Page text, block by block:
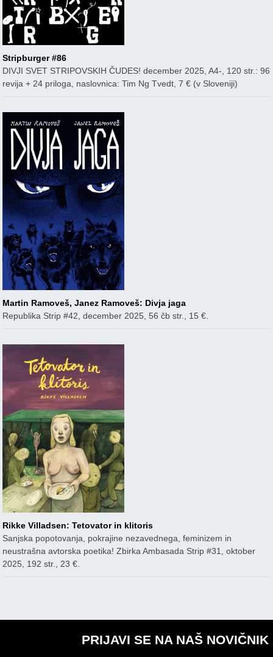
Stripburger #86
DIVJI SVET STRIPOVSKIH ČUDES! december 2025, A4-, 120 str.: 96
revija + 24 priloga, naslovnica: Tim Ng Tvedt, 7 € (v Sloveniji)
Martin Ramoveš, Janez Ramoveš: Divja jaga
Republika Strip #42, december 2025, 56 čb str., 15 €.
Rikke Villadsen: Tetovator in klitoris
Sanjska popotovanja, pokrajine nezavednega, feminizem in
neustrašna avtorska poetika! Zbirka Ambasada Strip #31, oktober
2025, 192 str., 23 €.
PRIJAVI SE NA NAŠ NOVIČNIK